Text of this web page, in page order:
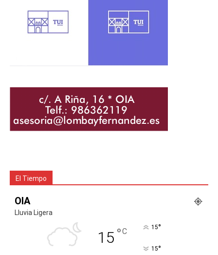
El Tiempo
OIA
Lluvia Ligera
15 °C 15°
15°